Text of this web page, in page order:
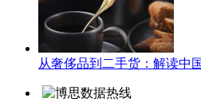
从奢侈品到二手货：解读中